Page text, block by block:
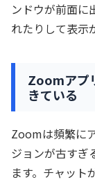
ンドウが前面に
れたりして表示
Zoomアプ
きている
Zoomは頻繁に
ジョンが古すぎ
ます。チャット